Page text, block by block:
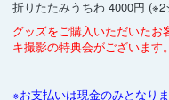
折りたたみうちわ 4000円
グッズをご購入いただいたお
キ撮影の特典会がございます。
※お支払いは現金のみとなり